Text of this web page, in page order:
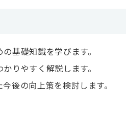
基礎知識を学びます。
りやすく解説します。
後の向上策を検討します。